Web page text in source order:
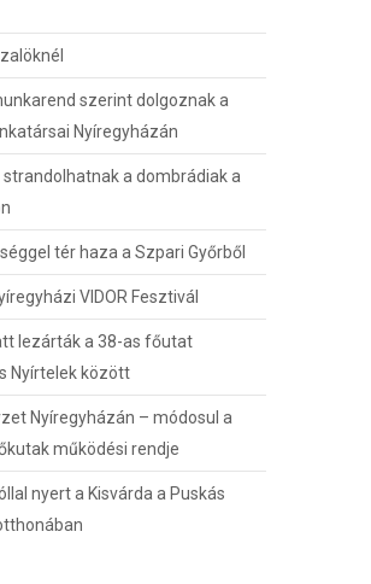
szerint dolgoznak a
Nyíregyházán
strandolhatnak a dombrádiak a
tér haza a Szpari Győrből
VIDOR Fesztivál
lezárták a 38-as főutat
Nyírtelek között
Nyíregyházán – módosul a
működési rendje
nyert a Kisvárda a Puskás